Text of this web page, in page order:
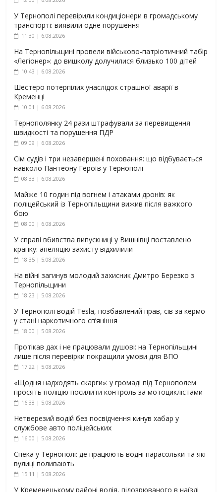
У Тернополі перевірили кондиціонери в громадському
транспорті: виявили одне порушення
11:30 | 6.08.2026
На Тернопільщині провели військово-патріотичний табір
«Легіонер»: до вишколу долучилися близько 100 дітей
10:43 | 6.08.2026
Шестеро потерпілих унаслідок страшної аварії в
Кременці
10:01 | 6.08.2026
Тернополянку 24 рази штрафували за перевищення
швидкості та порушення ПДР
09:09 | 6.08.2026
Сім судів і три незавершені поховання: що відбувається
навколо Пантеону Героїв у Тернополі
08:33 | 6.08.2026
Майже 10 годин під вогнем і атаками дронів: як
поліцейський із Тернопільщини вижив після важкого
бою
08:00 | 6.08.2026
У справі вбивства випускниці у Вишнівці поставлено
крапку: апеляцію захисту відхилили
18:35 | 5.08.2026
На війні загинув молодий захисник Дмитро Березко з
Тернопільщини
18:23 | 5.08.2026
У Тернополі водій Tesla, позбавлений прав, сів за кермо
у стані наркотичного сп’яніння
18:00 | 5.08.2026
Протікав дах і не працювали душові: на Тернопільщині
лише після перевірки покращили умови для ВПО
17:22 | 5.08.2026
«Щодня надходять скарги»: у громаді під Тернополем
просять поліцію посилити контроль за мотоциклістами
16:38 | 5.08.2026
Нетверезий водій без посвідчення кинув хабар у
службове авто поліцейських
16:00 | 5.08.2026
Спека у Тернополі: де працюють водні парасольки та які
вулиці поливають
15:11 | 5.08.2026
У Кременецькому районі водія, підозрюваного в наїзді